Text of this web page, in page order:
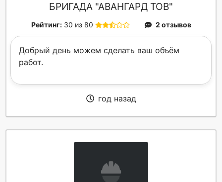
БРИГАДА "АВАНГАРД ТОВ"
Рейтинг: 30 из 80 2 отзывов
Добрый день можем сделать ваш объём
работ.
год назад